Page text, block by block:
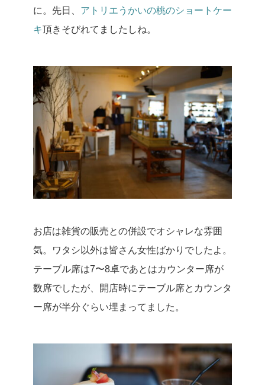
に。 先日、 アトリエうかいの桃のショートケー
キ頂きそびれてましたしね。
お店は雑貨の販売との併設でオシャレな雰囲
気。
ワタシ以外は皆さん女性ばかりでしたよ。
テーブル席は7〜8卓であとはカウンター席が
数席でしたが、開店時にテーブル席とカウンタ
ー席が半分ぐらい埋まってました。